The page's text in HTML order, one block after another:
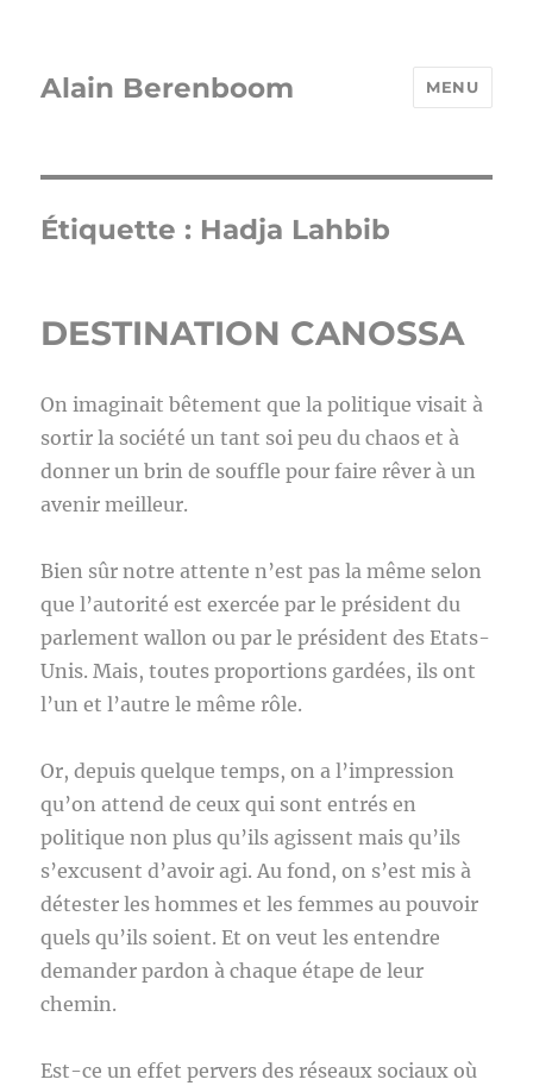
Alain Berenboom MENU
Étiquette : Hadja Lahbib
DESTINATION CANOSSA
On imaginait bêtement que la politique visait à
sortir la société un tant soi peu du chaos et à
donner un brin de souffle pour faire rêver à un
avenir meilleur.
Bien sûr notre attente n’est pas la même selon
que l’autorité est exercée par le président du
parlement wallon ou par le président des Etats-
Unis. Mais, toutes proportions gardées, ils ont
l’un et l’autre le même rôle.
Or, depuis quelque temps, on a l’impression
qu’on attend de ceux qui sont entrés en
politique non plus qu’ils agissent mais qu’ils
s’excusent d’avoir agi. Au fond, on s’est mis à
détester les hommes et les femmes au pouvoir
quels qu’ils soient. Et on veut les entendre
demander pardon à chaque étape de leur
chemin.
Est-ce un effet pervers des réseaux sociaux où